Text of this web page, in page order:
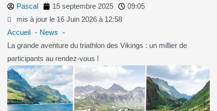
Pascal 15 septembre 2025
09:05
mis à jour le 16 Juin 2026 à 12:58
Accueil
News
La grande aventure du triathlon des Vikings : un millier de
participants au rendez-vous !